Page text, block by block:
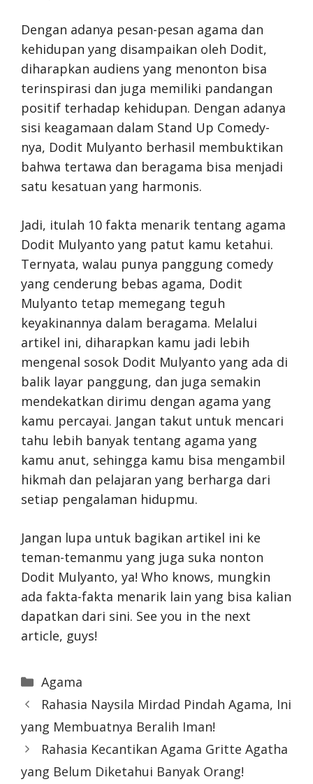
Dengan adanya pesan-pesan agama dan
kehidupan yang disampaikan oleh Dodit,
diharapkan audiens yang menonton bisa
terinspirasi dan juga memiliki pandangan
positif terhadap kehidupan. Dengan adanya
sisi keagamaan dalam Stand Up Comedy-
nya, Dodit Mulyanto berhasil membuktikan
bahwa tertawa dan beragama bisa menjadi
satu kesatuan yang harmonis.
Jadi, itulah 10 fakta menarik tentang agama
Dodit Mulyanto yang patut kamu ketahui.
Ternyata, walau punya panggung comedy
yang cenderung bebas agama, Dodit
Mulyanto tetap memegang teguh
keyakinannya dalam beragama. Melalui
artikel ini, diharapkan kamu jadi lebih
mengenal sosok Dodit Mulyanto yang ada di
balik layar panggung, dan juga semakin
mendekatkan dirimu dengan agama yang
kamu percayai. Jangan takut untuk mencari
tahu lebih banyak tentang agama yang
kamu anut, sehingga kamu bisa mengambil
hikmah dan pelajaran yang berharga dari
setiap pengalaman hidupmu.
Jangan lupa untuk bagikan artikel ini ke
teman-temanmu yang juga suka nonton
Dodit Mulyanto, ya! Who knows, mungkin
ada fakta-fakta menarik lain yang bisa kalian
dapatkan dari sini. See you in the next
article, guys!
Categories
Agama
Rahasia Naysila Mirdad Pindah Agama, Ini
yang Membuatnya Beralih Iman!
Rahasia Kecantikan Agama Gritte Agatha
yang Belum Diketahui Banyak Orang!